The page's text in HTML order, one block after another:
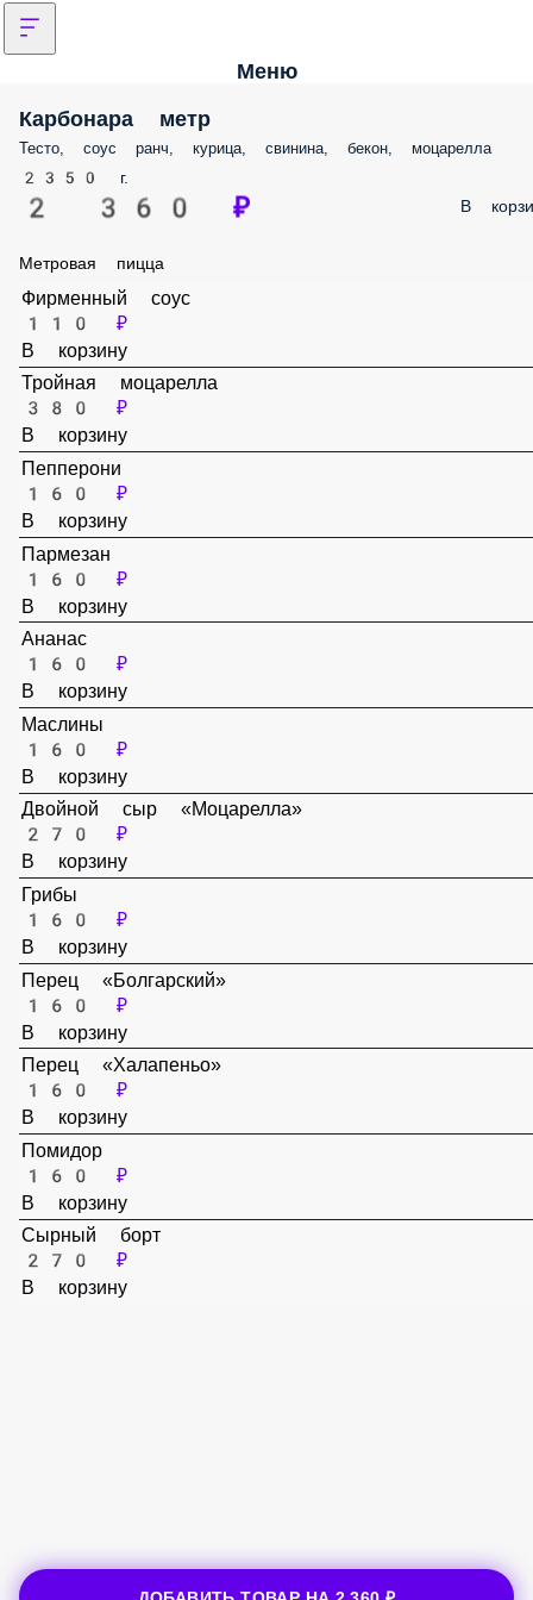
Меню
Карбонара метр
Тесто, соус ранч, курица, свинина, бекон, моцарелла
2350 г.
2 360 ₽ В
Метровая пицца
Фирменный соус
110 ₽
В корзину
Тройная моцарелла
380 ₽
В корзину
Пепперони
160 ₽
В корзину
Пармезан
160 ₽
В корзину
Ананас
160 ₽
В корзину
Маслины
В корзину
Двойной сыр «Моцарелла»
270 ₽
В корзину
Грибы
160 ₽
В корзину
Перец «Болгарский»
160 ₽
В корзину
Перец «Халапеньо»
160 ₽
В корзину